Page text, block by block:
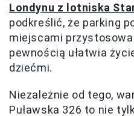
Londynu z lotniska
podkreślić, że parking
miejscami
pewnością ułatwia
dziećmi.
Niezależnie od tego,
Puławska 326 to nie